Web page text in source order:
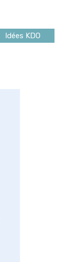
Idées KDO